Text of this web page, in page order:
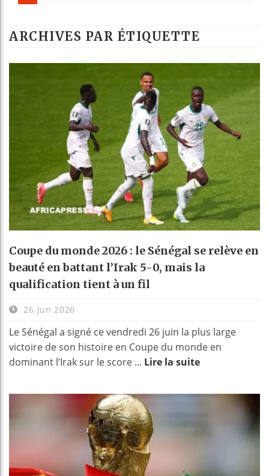
ARCHIVES PAR ÉTIQUETTE
Coupe du monde 2026 : le Sénégal se relève en
beauté en battant l’Irak 5-0, mais la
qualification tient à un fil
26 Jun 2026
Le Sénégal a signé ce vendredi 26 juin la plus large
victoire de son histoire en Coupe du monde en
dominant l’Irak sur le score ... Lire la suite